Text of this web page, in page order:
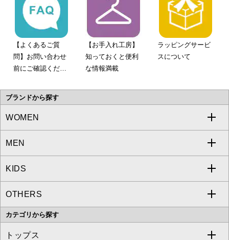
【よくあるご質
問】お問い合わせ
前にご確認くださ
【お手入れ工房】
知っておくと便利
な情報満載
ラッピングサービ
スについて
ブランドから探す
WOMEN
a.v.v
MICHEL KLEIN
MK MICHEL KLEIN
OFUON le MK
MEN
a.v.v
MICHEL KLEIN HOMME
MK MICHEL KLEIN HOMME
KIDS
a.v.v
OTHERS
MK MICHEL KLEIN BAG
カテゴリから探す
トップス